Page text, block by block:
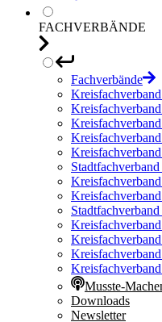
FACHVERBÄNDE
Fachverbände
Musste-
Downloads
Newsletter